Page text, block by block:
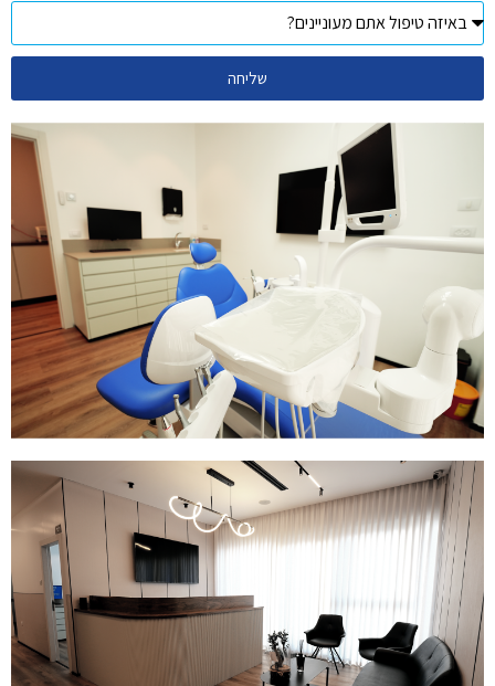
שליחה